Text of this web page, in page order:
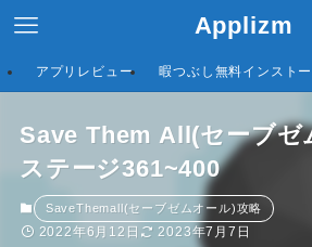
Applizm
アプリレビュー 暇つぶし無料インスト
Save Them All(セーブゼ
ステージ361~400
SaveThemall(セーブゼムオール)攻略
2022年6月12日 2023年7月7日